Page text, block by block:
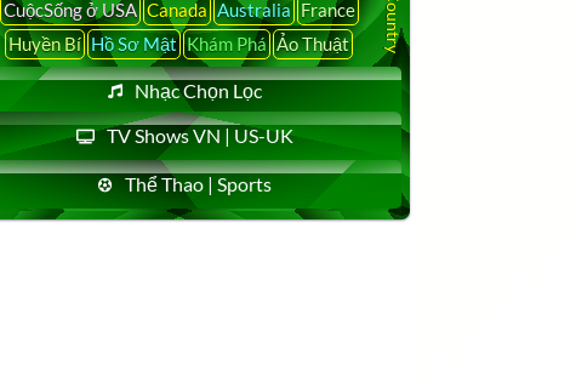
CuộcSống ở USA Canada Australia France
Huyền Bí Hồ Sơ Mật Khám Phá Ảo Thuật
Nhạc Chọn Lọc
TV Shows VN | US-UK
Thể Thao | Sports